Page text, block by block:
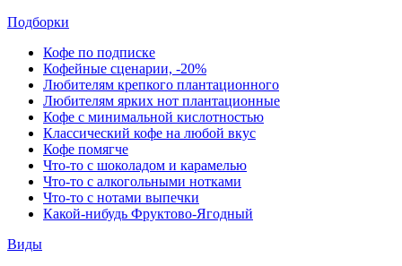
Подборки
Кофе по подписке
Кофейные сценарии, -20%
Любителям крепкого плантационного
Любителям ярких нот плантационные
Кофе с минимальной кислотностью
Классический кофе на любой вкус
Кофе помягче
Что-то с шоколадом и карамелью
Что-то с алкогольными нотками
Что-то с нотами выпечки
Какой-нибудь Фруктово-Ягодный
Виды